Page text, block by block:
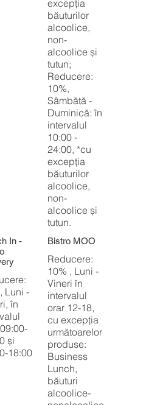
excepția
băuturilor
alcoolice,
non-
alcoolice și
tutun;
Reducere:
10%,
Sâmbătă -
Duminică: în
intervalul
10:00 -
24:00, *cu
excepția
băuturilor
alcoolice,
non-
alcoolice și
tutun.
In -
Luni -
în
și
18:00
Bistro MOO
Reducere:
10% , Luni -
Vineri în
intervalul
orar 12-18,
cu excepția
următoarelor
produse:
Business
Lunch,
băuturi
alcoolice-